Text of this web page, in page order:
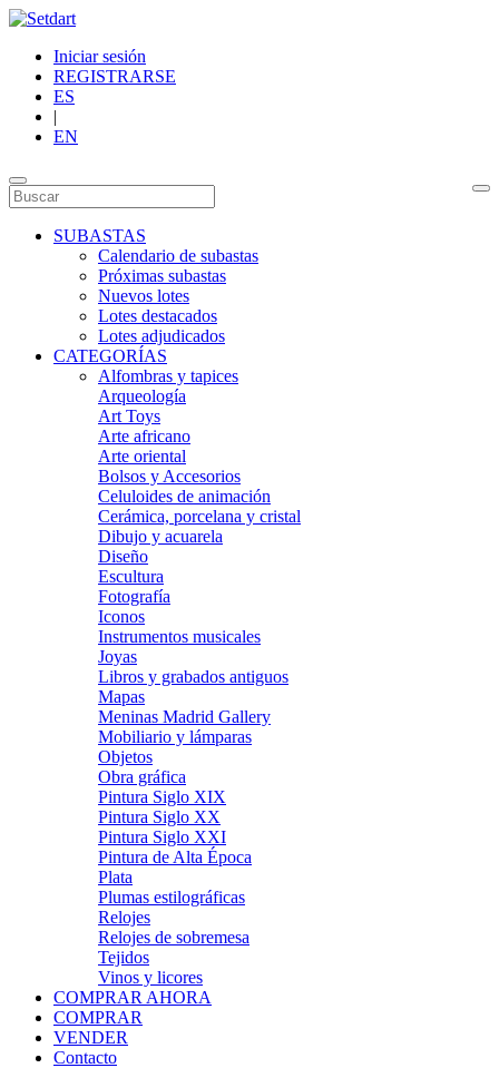
Iniciar sesión
REGISTRARSE
ES
|
EN
SUBASTAS
Calendario de subastas
Próximas subastas
Nuevos lotes
Lotes destacados
Lotes adjudicados
CATEGORÍAS
Alfombras y tapices
Arqueología
Art Toys
Arte africano
Arte oriental
Bolsos y Accesorios
Celuloides de animación
Cerámica, porcelana y cristal
Dibujo y acuarela
Diseño
Escultura
Fotografía
Iconos
Instrumentos musicales
Joyas
Libros y grabados antiguos
Mapas
Meninas Madrid Gallery
Mobiliario y lámparas
Objetos
Obra gráfica
Pintura Siglo XIX
Pintura Siglo XX
Pintura Siglo XXI
Pintura de Alta Época
Plata
Plumas estilográficas
Relojes
Relojes de sobremesa
Tejidos
Vinos y licores
COMPRAR AHORA
COMPRAR
VENDER
Contacto